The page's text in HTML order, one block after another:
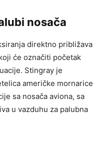
nosača
direktno približava
će označiti početak
Stingray je
američke mornarice
sa nosača aviona, sa
u vazduhu za palubna